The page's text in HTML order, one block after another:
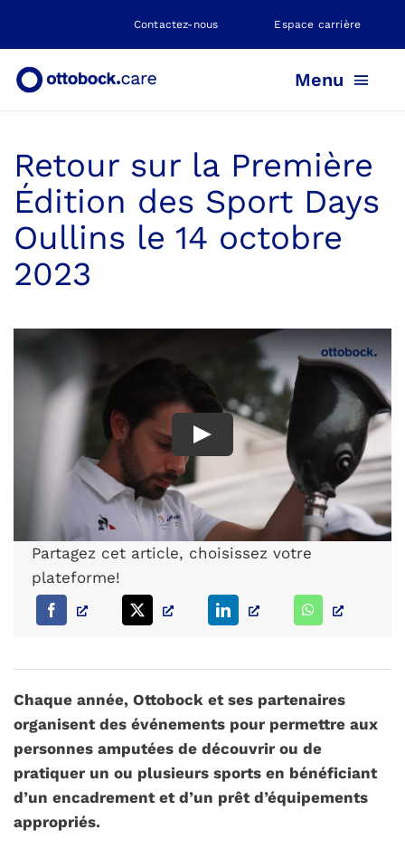
Contactez-nous Espace carrière
Menu
PROTHÈSE
ORTHÈSE
POSITIONNEMENT
NEUROMOBILITÉ
NOS AGENCES
PARCOURS PATIENT
NOTRE RÉSEAU
Retour sur la Première
Édition des Sport Days
Oullins le 14 octobre
2023
Partagez cet article, choisissez votre
plateforme!
Chaque année, Ottobock et ses partenaires
organisent des événements pour permettre aux
personnes amputées de découvrir ou de
pratiquer un ou plusieurs sports en bénéficiant
d’un encadrement et d’un prêt d’équipements
appropriés.